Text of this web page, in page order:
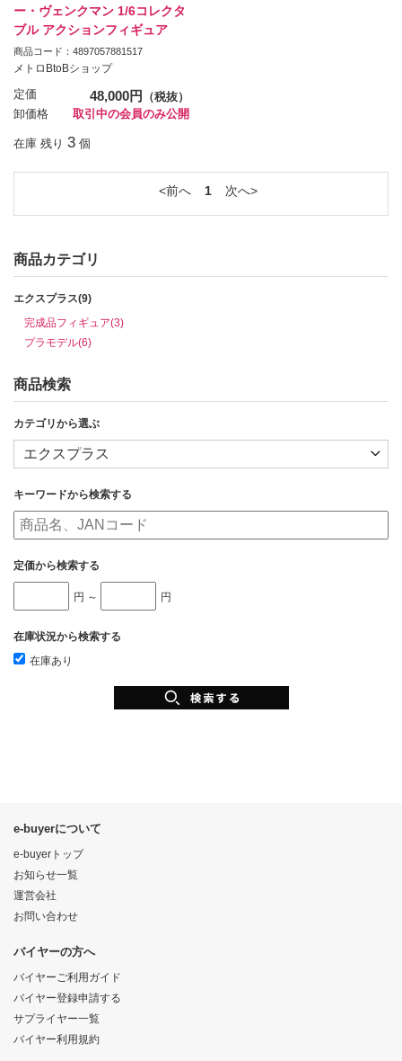
ー・ヴェンクマン 1/6コレクタ
ブル アクションフィギュア
商品コード：4897057881517
メトロBtoBショップ
定価 48,000円
（税抜）
卸価格
取引中の会員のみ公開
在庫 残り 3 個
前へ 1 次へ
商品カテゴリ
エクスプラス(9)
完成品フィギュア(3)
プラモデル(6)
商品検索
カテゴリから選ぶ
キーワードから検索する
定価から検索する
円 ～ 円
在庫状況から検索する
在庫あり
e-buyerについて
e-buyerトップ
お知らせ一覧
運営会社
お問い合わせ
バイヤーの方へ
バイヤーご利用ガイド
バイヤー登録申請する
サプライヤー一覧
バイヤー利用規約